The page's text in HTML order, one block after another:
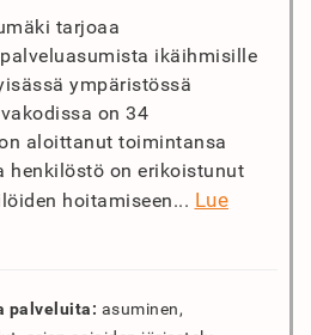
tarjoaa
ikäihmisille
ympäristössä
on 34
aloittanut toimintansa
henkilöstö on erikoistunut
hoitamiseen... Lue
palveluita: asuminen,